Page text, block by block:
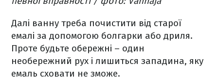
Далі ванну треба почистити від старої
емалі за допомогою болгарки або дриля.
Проте будьте обережні – один
необережний рух і лишиться западина, яку
емаль сховати не зможе.